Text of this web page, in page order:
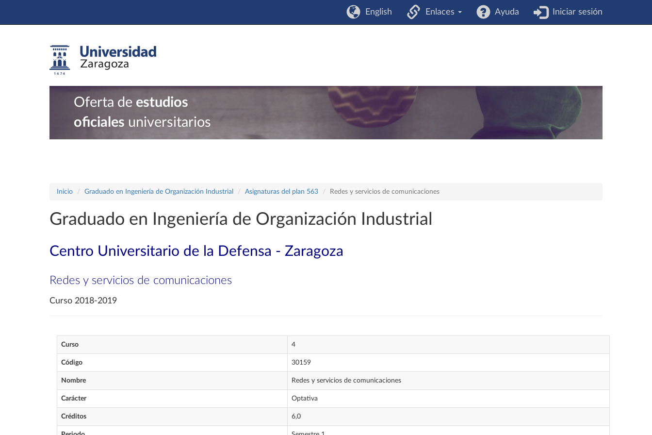
English Enlaces Ayuda Iniciar sesión
Oferta de estudios
oficiales universitarios
Inicio Graduado en Ingeniería de Organización Industrial Asignaturas del plan 563 Redes y servicios de comunicaciones
Graduado en Ingeniería de Organización Industrial
Centro Universitario de la Defensa - Zaragoza
Redes y servicios de comunicaciones
Curso 2018-2019
Curso 4
Código 30159
Nombre Redes y servicios de comunicaciones
Carácter Optativa
Créditos 6,0